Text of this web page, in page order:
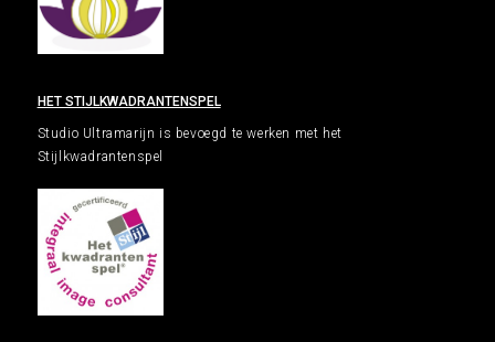
HET STIJLKWADRANTENSPEL
Studio Ultramarijn is bevoegd te werken met het
Stijlkwadrantenspel